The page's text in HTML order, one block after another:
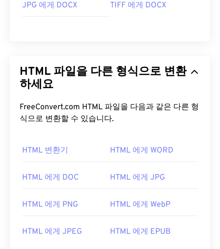
JPG 에게 DOCX TIFF 에게 DOCX
HTML 파일을 다른 형식으로 변환
하세요
FreeConvert.com HTML 파일을 다음과 같은 다른 형
식으로 변환할 수 있습니다.
HTML 변환기 HTML 에게 WORD
HTML 에게 DOC HTML 에게 JPG
HTML 에게 PNG HTML 에게 WebP
HTML 에게 JPEG HTML 에게 EPUB